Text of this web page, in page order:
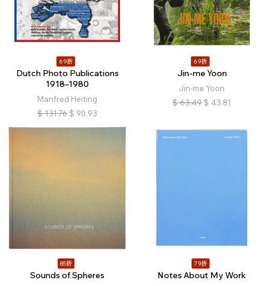
69折
Dutch Photo Publications
1918–1980
Manfred Heiting
$ 131.76 $ 90.93
69折
Jin-me Yoon
Jin-me Yoon
$ 63.49 $ 43.81
85折
Sounds of Spheres
79折
Notes About My Work